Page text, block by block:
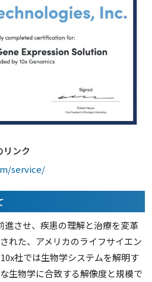
リンク
service/
進させ、疾患の理解と治療を変革
れた、アメリカのライフサイエン
社では生物学システムを解明す
生物学に合致する解像度と規模で